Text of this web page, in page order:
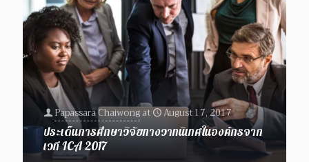
Papassara Chaiwongat
August 17, 2017
ประเด็นการศึกษาวิจัยทางวาทนิเทศในองค์กรจาก
เวที ICA 2017